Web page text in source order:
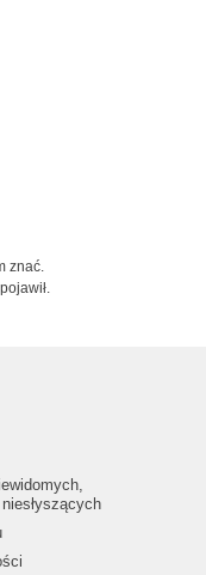
znać.